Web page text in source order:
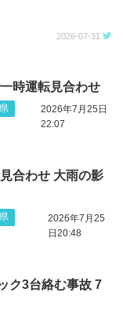
2026-07-31
時運転見合わせ
2026年7月25日
22:07
合わせ 大雨の影
2026年7月25
日20:48
ク3台絡む事故 7